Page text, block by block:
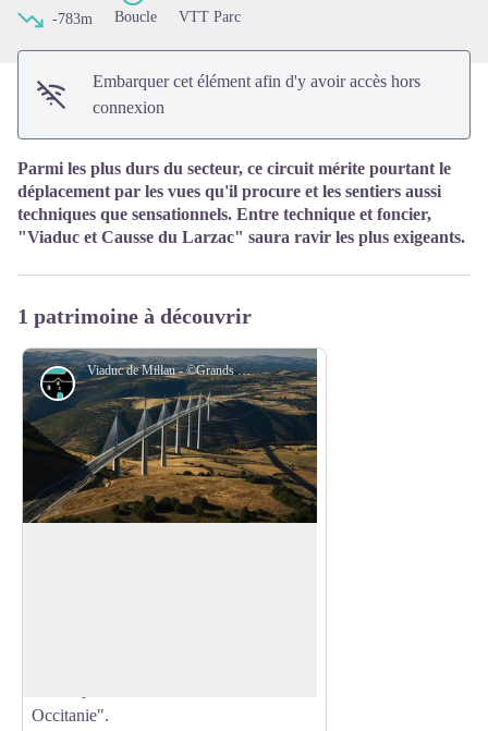
-783m
Boucle VTT Parc
Embarquer cet élément afin d'y avoir accès hors
connexion
Parmi les plus durs du secteur, ce circuit mérite pourtant le
déplacement par les vues qu'il procure et les sentiers aussi
techniques que sensationnels. Entre technique et foncier,
"Viaduc et Causse du Larzac" saura ravir les plus exigeants.
1 patrimoine à découvrir
Viaduc de Millau - ©Grands sites Midi-Pyrénées
Architecture
Occitanie".